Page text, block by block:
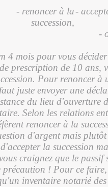
-
- renoncer à la
succession,
-
4 mois pour vous
prescription de 10 ans,
Pour renoncer à
juste envoyer une
du lieu d'ouverture
Selon les relations
renoncer à la
d'argent mais
la succession
craignez que le
précaution ! Pour ce
inventaire notarié